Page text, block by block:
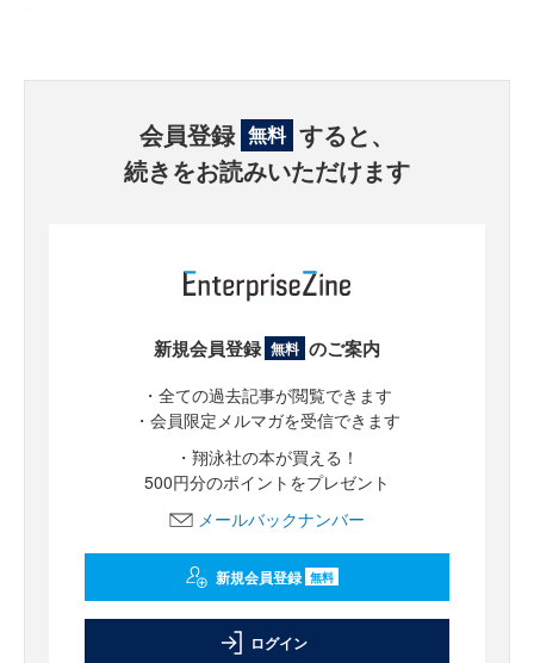
会員登録 無料 すると、
続きをお読みいただけます
新規会員登録 無料 のご案内
・全ての過去記事が閲覧できます
・会員限定メルマガを受信できます
・翔泳社の本が買える！
500円分のポイントをプレゼント
メールバックナンバー
新規会員登録 無料
ログイン